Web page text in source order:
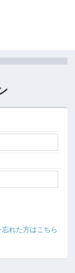
れた方はこちら